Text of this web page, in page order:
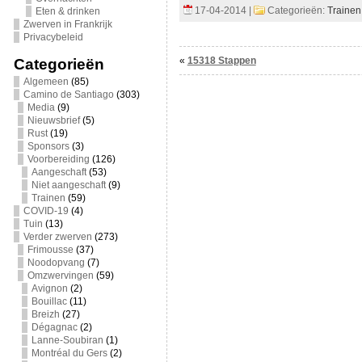
Eten & drinken
Zwerven in Frankrijk
Privacybeleid
Categorieën
Algemeen (85)
Camino de Santiago (303)
Media(9)
Nieuwsbrief(5)
Rust(19)
Sponsors(3)
Voorbereiding (126)
Aangeschaft(53)
Niet aangeschaft(9)
Trainen (59)
COVID-19 (4)
Tuin (13)
Verder zwerven (273)
Frimousse (37)
Noodopvang (7)
Omzwervingen (59)
Avignon (2)
Bouillac(11)
Breizh (27)
Dégagnac(2)
Lanne-Soubiran (1)
Montréal du Gers(2)
17-04-2014 | Categorieën: Trainen
« 15318 Stappen